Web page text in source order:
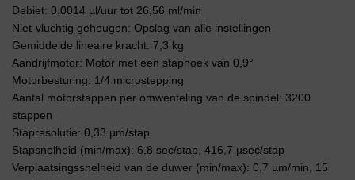
Debiet: 0,0014 µl/uur tot 26,56 ml/min
Niet-vluchtig geheugen: Opslag van alle instellingen
Gemiddelde lineaire kracht: 7,3 kg
Aandrijfmotor: Motor met een staphoek van 0,9°
Motorbesturing: 1/4 microstepping
Aantal motorstappen per omwenteling van de spindel: 3200
stappen
Stapresolutie: 0,33 µm/stap
Stapsnelheid (min/max): 6,8 sec/stap, 416,7 µsec/stap
Verplaatsingssnelheid van de duwer (min/max): 0,7 µm/min, 15